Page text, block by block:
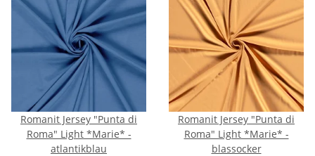
Romanit Jersey "Punta di
Roma" Light *Marie* -
atlantikblau
Romanit Jersey "Punta di
Roma" Light *Marie* -
blassocker